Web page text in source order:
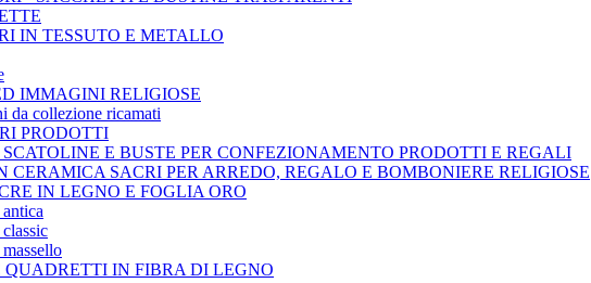
IN TESSUTO E METALLO
IMMAGINI RELIGIOSE
da collezione ricamati
PRODOTTI
SCATOLINE E BUSTE PER CONFEZIONAMENTO PRODOTTI E REGALI
CERAMICA SACRI PER ARREDO, REGALO E BOMBONIERE RELIGIOSE
IN LEGNO E FOGLIA ORO
QUADRETTI IN FIBRA DI LEGNO